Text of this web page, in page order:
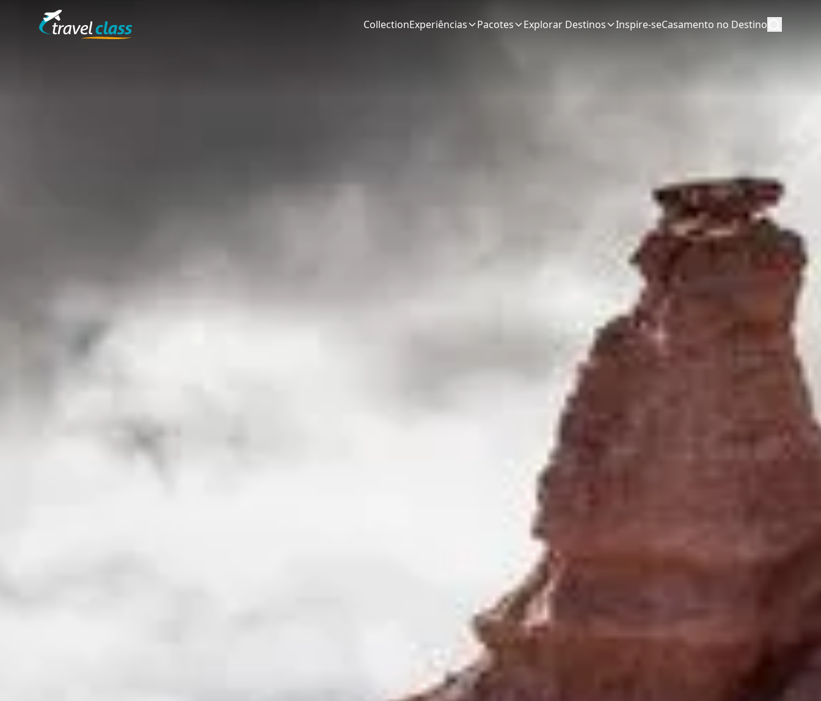
CollectionExperiências Pacotes Explorar Destinos Inspire-seCasamento no Destino